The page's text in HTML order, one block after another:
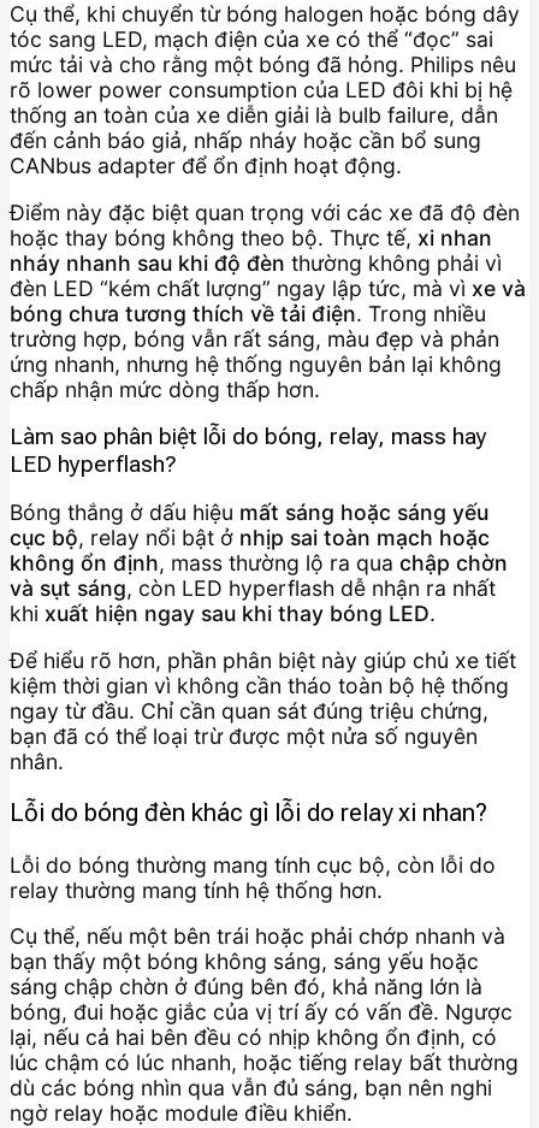
Cụ thể, khi chuyển từ bóng halogen hoặc bóng dây
tóc sang LED, mạch điện của xe có thể “đọc” sai
mức tải và cho rằng một bóng đã hỏng. Philips nêu
rõ lower power consumption của LED đôi khi bị hệ
thống an toàn của xe diễn giải là bulb failure, dẫn
đến cảnh báo giả, nhấp nháy hoặc cần bổ sung
CANbus adapter để ổn định hoạt động.
Điểm này đặc biệt quan trọng với các xe đã độ đèn
hoặc thay bóng không theo bộ. Thực tế, xi nhan
nháy nhanh sau khi độ đèn thường không phải vì
đèn LED “kém chất lượng” ngay lập tức, mà vì xe và
bóng chưa tương thích về tải điện. Trong nhiều
trường hợp, bóng vẫn rất sáng, màu đẹp và phản
ứng nhanh, nhưng hệ thống nguyên bản lại không
chấp nhận mức dòng thấp hơn.
Làm sao phân biệt lỗi do bóng, relay, mass hay
LED hyperflash?
Bóng thắng ở dấu hiệu mất sáng hoặc sáng yếu
cục bộ, relay nổi bật ở nhịp sai toàn mạch hoặc
không ổn định, mass thường lộ ra qua chập chờn
và sụt sáng, còn LED hyperflash dễ nhận ra nhất
khi xuất hiện ngay sau khi thay bóng LED.
Để hiểu rõ hơn, phần phân biệt này giúp chủ xe tiết
kiệm thời gian vì không cần tháo toàn bộ hệ thống
ngay từ đầu. Chỉ cần quan sát đúng triệu chứng,
bạn đã có thể loại trừ được một nửa số nguyên
nhân.
Lỗi do bóng đèn khác gì lỗi do relay xi nhan?
Lỗi do bóng thường mang tính cục bộ, còn lỗi do
relay thường mang tính hệ thống hơn.
Cụ thể, nếu một bên trái hoặc phải chớp nhanh và
bạn thấy một bóng không sáng, sáng yếu hoặc
sáng chập chờn ở đúng bên đó, khả năng lớn là
bóng, đui hoặc giắc của vị trí ấy có vấn đề. Ngược
lại, nếu cả hai bên đều có nhịp không ổn định, có
lúc chậm có lúc nhanh, hoặc tiếng relay bất thường
dù các bóng nhìn qua vẫn đủ sáng, bạn nên nghi
ngờ relay hoặc module điều khiển.